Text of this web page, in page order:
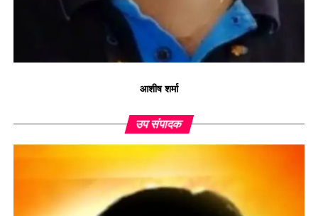
आशीष शर्मा
उप संपादक